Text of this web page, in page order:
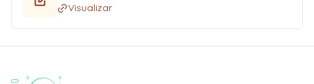
Visualizar